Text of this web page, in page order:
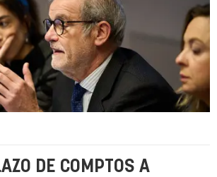
DE COMPTOS A